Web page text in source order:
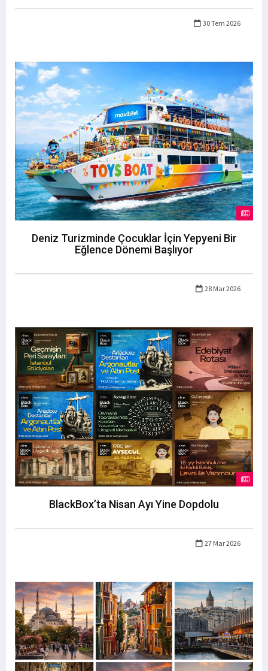
30 Tem 2026
Deniz Turizminde Çocuklar İçin Yepyeni Bir
Eğlence Dönemi Başlıyor
28 Mar 2026
BlackBox’ta Nisan Ayı Yine Dopdolu
27 Mar 2026